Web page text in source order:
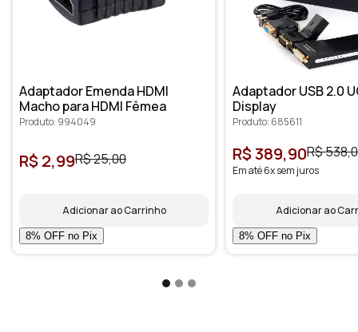
Adaptador Emenda HDMI
Macho para HDMI Fêmea
Produto: 994049
R$ 2,99R$ 25,00
Adicionar ao Carrinho
Adaptador USB 2.0
Display
Produto: 685611
R$ 389,90R$
Em até 6x sem juros
Adicionar ao